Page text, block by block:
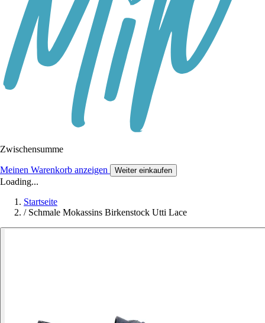
Zwischensumme
Meinen Warenkorb anzeigen Weiter einkaufen
Loading...
Startseite
/ Schmale Mokassins Birkenstock Utti Lace